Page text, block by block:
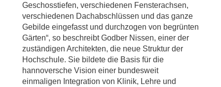
Geschosstiefen, verschiedenen Fensterachsen,
verschiedenen Dachabschlüssen und das ganze
Gebilde eingefasst und durchzogen von begrünten
Gärten“, so beschreibt Godber Nissen, einer der
zuständigen Architekten, die neue Struktur der
Hochschule. Sie bildete die Basis für die
hannoversche Vision einer bundesweit
einmaligen Integration von Klinik, Lehre und